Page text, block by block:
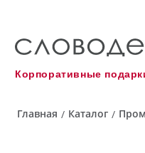
Корпоративные
Главная / Каталог /